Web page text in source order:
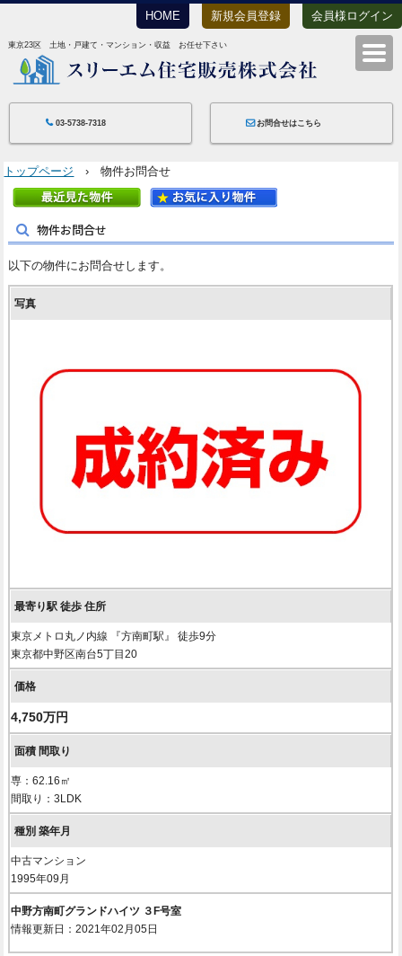
HOME 新規会員登録 会員様ログイン
東京23区 土地・戸建て・マンション・収益 お任せ下さい
03-5738-7318 お問合せはこちら
トップページ › 物件お問合せ
物件お問合せ
以下の物件にお問合せします。
東京メトロ丸ノ内線 『方南町駅』 徒歩9分
東京都中野区南台5丁目20
4,750万円
専：62.16㎡
間取り：3LDK
中古マンション
1995年09月
中野方南町グランドハイツ ３F号室
情報更新日：2021年02月05日